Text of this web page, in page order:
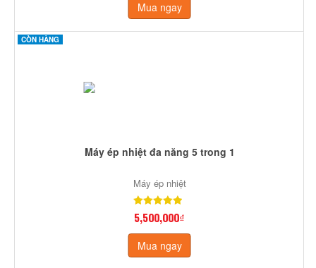
Mua ngay
CÒN HÀNG
Máy ép nhiệt đa năng 5 trong 1
Máy ép nhiệt
5,500,000₫
Mua ngay